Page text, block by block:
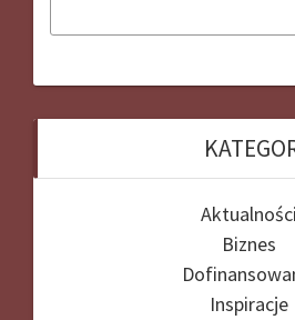
Aktualności
Biznes
Inspiracje